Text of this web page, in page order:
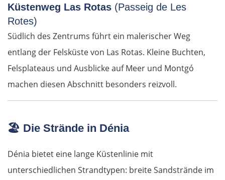
Küstenweg Las Rotas (Passeig de Les
Rotes)
Südlich des Zentrums führt ein malerischer Weg
entlang der Felsküste von Las Rotas. Kleine Buchten,
Felsplateaus und Ausblicke auf Meer und Montgó
machen diesen Abschnitt besonders reizvoll.
🏖️ Die Strände in Dénia
Dénia bietet eine lange Küstenlinie mit
unterschiedlichen Strandtypen: breite Sandstrände im
Pirna
Sächsische Schweiz
Tschechien
Beroun